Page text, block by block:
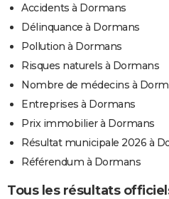
Accidents à Dormans
Délinquance à Dormans
Pollution à Dormans
Risques naturels à Dormans
Nombre de médecins à
Entreprises à Dormans
Prix immobilier à Dormans
Résultat municipale 2026 à
Référendum à Dormans
Tous les résultats